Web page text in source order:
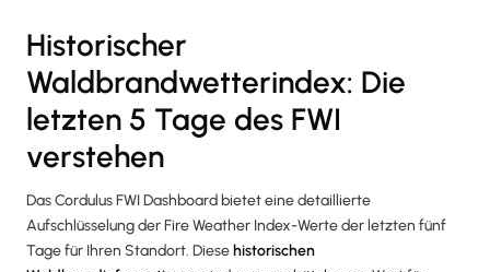
Historischer
Waldbrandwetterindex: Die
letzten 5 Tage des FWI
verstehen
Das Cordulus FWI Dashboard bietet eine detaillierte
Aufschlüsselung der Fire Weather Index-Werte der letzten fünf
Tage für Ihren Standort. Diese historischen